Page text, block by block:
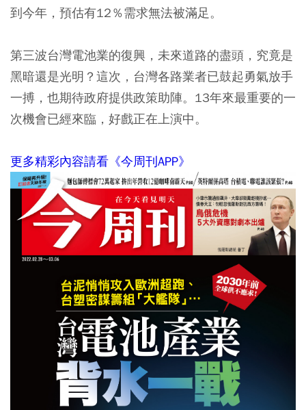
到今年，預估有12％需求無法被滿足。
第三波台灣電池業的復興，未來道路的盡頭，究竟是
黑暗還是光明？這次，台灣各路業者已鼓起勇氣放手
一搏，也期待政府提供政策助陣。13年來最重要的一
次機會已經來臨，好戲正在上演中。
更多精彩內容請看《今周刊APP》